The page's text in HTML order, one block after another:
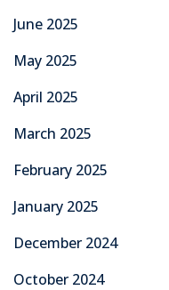
June 2025
May 2025
April 2025
March 2025
February 2025
January 2025
December 2024
October 2024